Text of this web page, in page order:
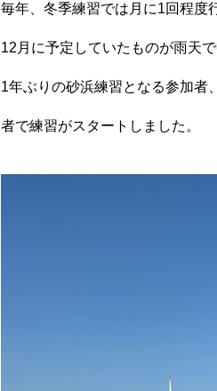
毎年、冬季練習では月に1回程度
12月に予定していたものが雨天
1年ぶりの砂浜練習となる参加者
者で練習がスタートしました。